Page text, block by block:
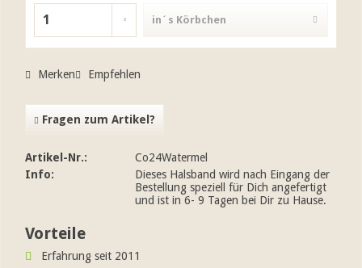
in´s Körbchen
Merken Empfehlen
Fragen zum Artikel?
Artikel-Nr.:
Co24Watermel
Info:
Dieses Halsband wird nach Eingang der
Bestellung speziell für Dich angefertigt
und ist in 6- 9 Tagen bei Dir zu Hause.
Vorteile
Erfahrung seit 2011